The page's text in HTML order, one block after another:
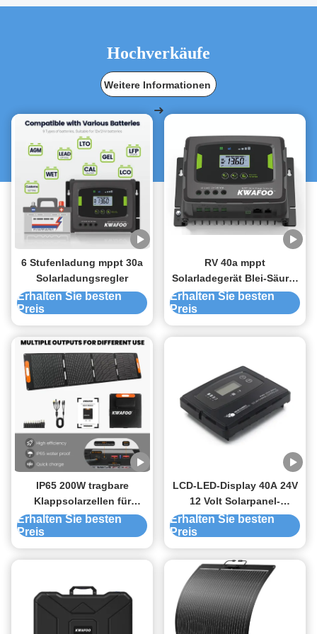
Hochverkäufe
Weitere Informationen
6 Stufenladung mppt 30a
Solarladungsregler
Erhalten Sie besten
Preis
RV 40a mppt
Solarladegerät Blei-Säure-
Lithium-Batterieladegerät
Erhalten Sie besten
Preis
IP65 200W tragbare
Klappsolarzellen für
Wohnmobile 12V-Batterie
Erhalten Sie besten
Preis
LCD-LED-Display 40A 24V
12 Volt Solarpanel-
Ladegerät für Agm-
Erhalten Sie besten
Preis